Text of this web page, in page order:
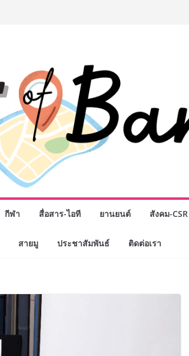
กีฬา สื่อสาร-ไอที ยานยนต์ สังคม-CSR
สายมู ประชาสัมพันธ์ ติดต่อเรา